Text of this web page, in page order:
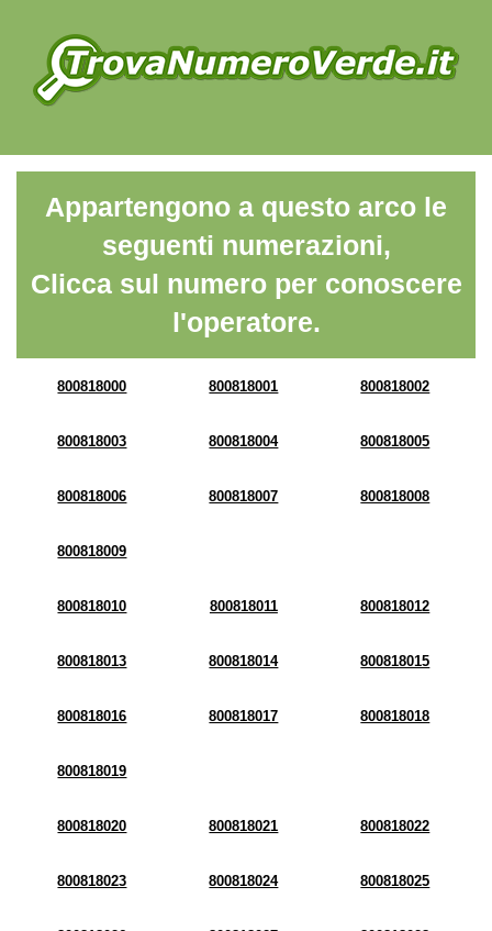
Appartengono a questo arco le
seguenti numerazioni,
Clicca sul numero per conoscere
l'operatore.
800818000 800818001 800818002
800818003 800818004 800818005
800818006 800818007 800818008
800818009
800818010 800818011 800818012
800818013 800818014 800818015
800818016 800818017 800818018
800818019
800818020 800818021 800818022
800818023 800818024 800818025